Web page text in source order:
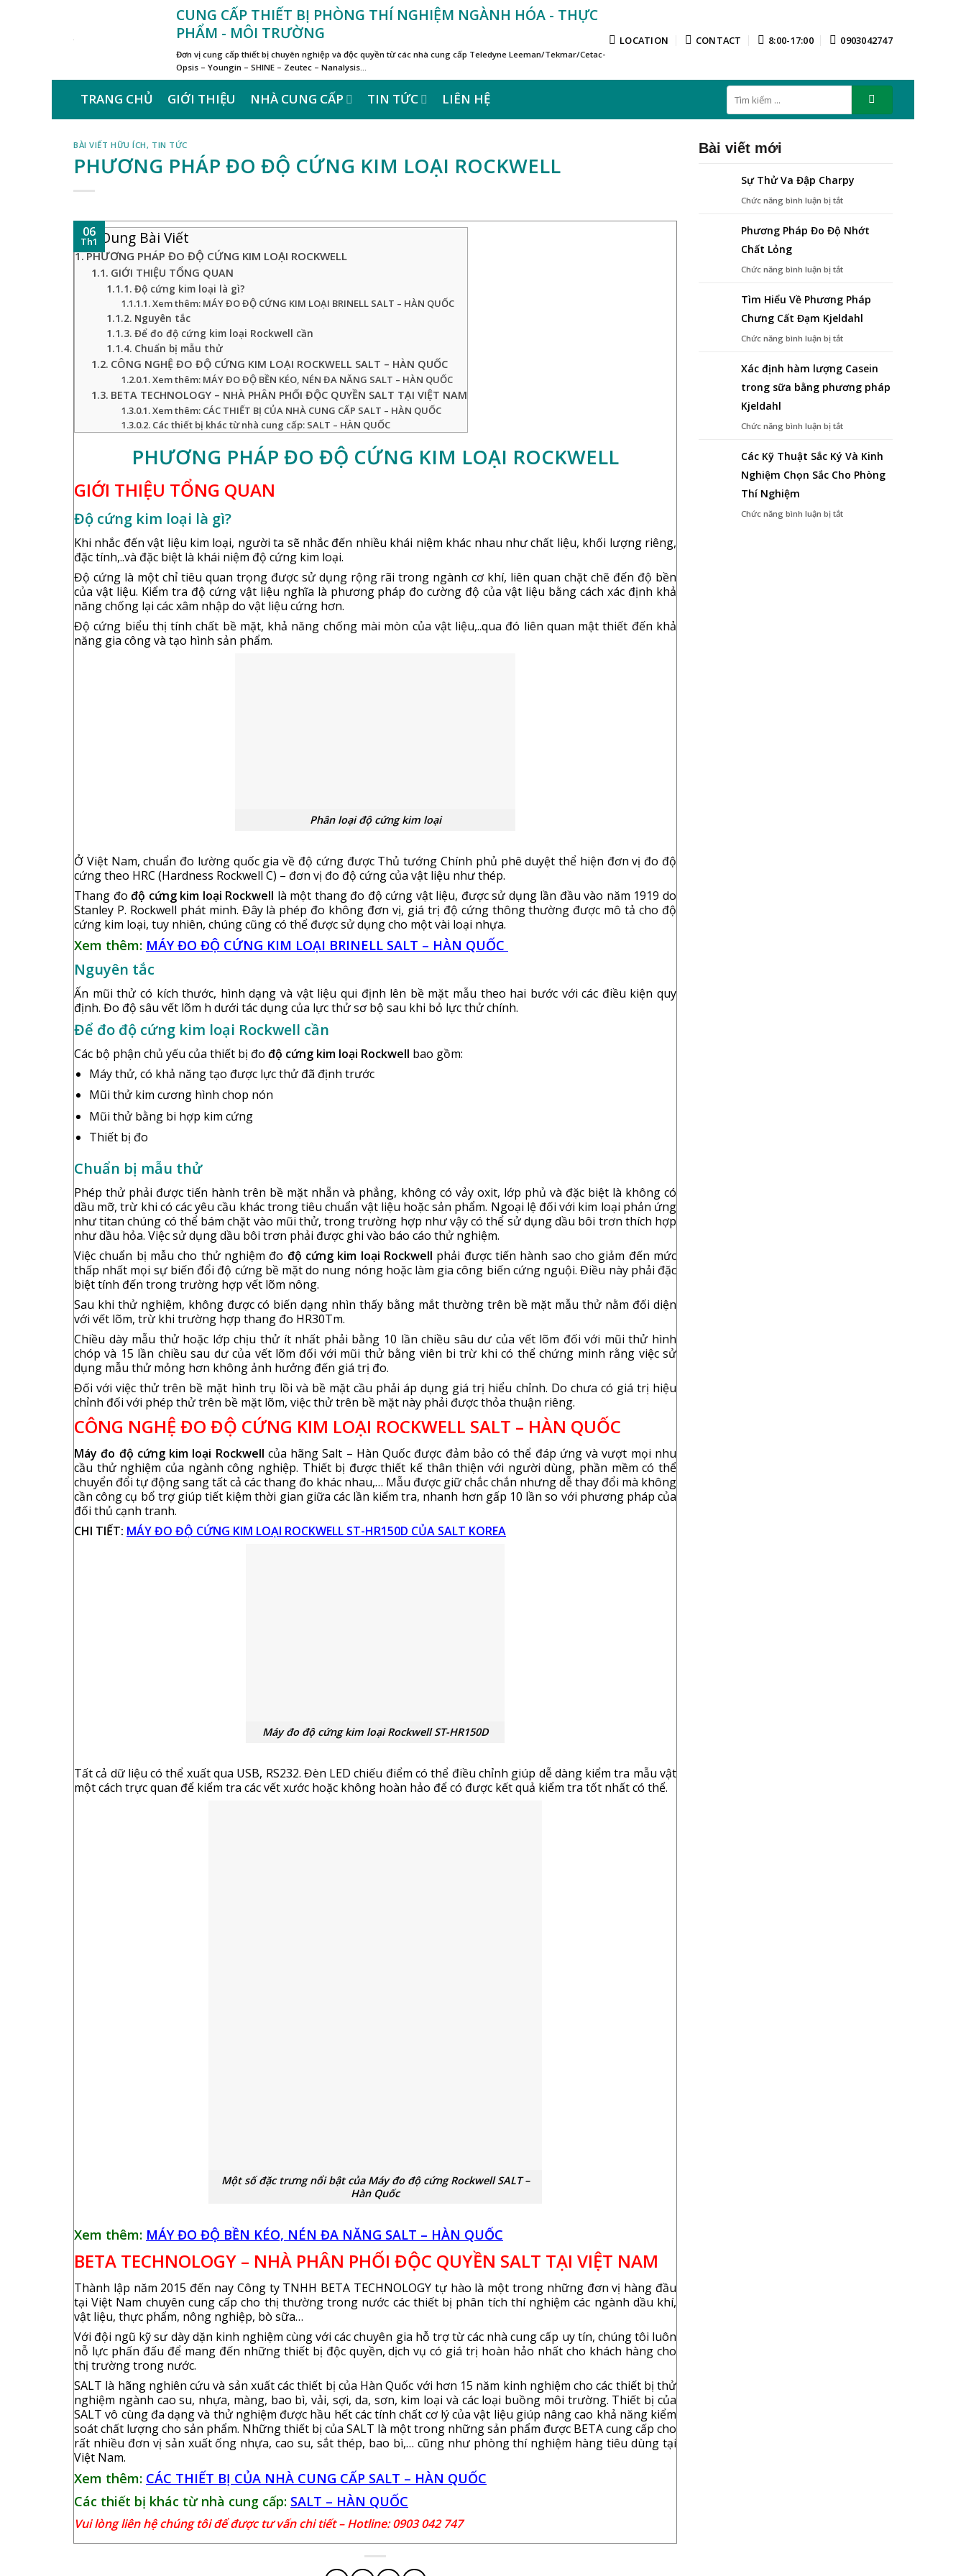
content
CUNG CẤP THIẾT BỊ PHÒNG THÍ NGHIỆM NGÀNH HÓA - THỰC
PHẨM - MÔI TRƯỜNG
Đơn vị cung cấp thiết bị chuyên nghiệp và độc quyền từ các nhà cung cấp Teledyne Leeman/Tekmar/Cetac-
Opsis – Youngin – SHINE – Zeutec – Nanalysis…
LOCATION CONTACT 8:00-17:00 0903042747
TRANG CHỦ GIỚI THIỆU NHÀ CUNG CẤP TIN TỨC LIÊN HỆ
Tìm
kiếm:
BÀI VIẾT HỮU ÍCH, TIN TỨC
PHƯƠNG PHÁP ĐO ĐỘ CỨNG KIM LOẠI ROCKWELL
06
Th1
Nội Dung Bài Viết
PHƯƠNG PHÁP ĐO ĐỘ CỨNG KIM LOẠI ROCKWELL
GIỚI THIỆU TỔNG QUAN
Độ cứng kim loại là gì?
Xem thêm: MÁY ĐO ĐỘ CỨNG KIM LOẠI BRINELL SALT – HÀN QUỐC
Nguyên tắc
Để đo độ cứng kim loại Rockwell cần
Chuẩn bị mẫu thử
CÔNG NGHỆ ĐO ĐỘ CỨNG KIM LOẠI ROCKWELL SALT – HÀN QUỐC
Xem thêm: MÁY ĐO ĐỘ BỀN KÉO, NÉN ĐA NĂNG SALT – HÀN QUỐC
BETA TECHNOLOGY – NHÀ PHÂN PHỐI ĐỘC QUYỀN SALT TẠI VIỆT NAM
Xem thêm: CÁC THIẾT BỊ CỦA NHÀ CUNG CẤP SALT – HÀN QUỐC
Các thiết bị khác từ nhà cung cấp: SALT – HÀN QUỐC
PHƯƠNG PHÁP ĐO ĐỘ CỨNG KIM LOẠI ROCKWELL
GIỚI THIỆU TỔNG QUAN
Độ cứng kim loại là gì?
Khi nhắc đến vật liệu kim loại, người ta sẽ nhắc đến nhiều khái niệm khác nhau như chất liệu, khối lượng riêng,
đặc tính,..và đặc biệt là khái niệm độ cứng kim loại.
Độ cứng là một chỉ tiêu quan trọng được sử dụng rộng rãi trong ngành cơ khí, liên quan chặt chẽ đến độ bền
của vật liệu. Kiểm tra độ cứng vật liệu nghĩa là phương pháp đo cường độ của vật liệu bằng cách xác định khả
năng chống lại các xâm nhập do vật liệu cứng hơn.
Độ cứng biểu thị tính chất bề mặt, khả năng chống mài mòn của vật liệu,..qua đó liên quan mật thiết đến khả
năng gia công và tạo hình sản phẩm.
Phân loại độ cứng kim loại
Ở Việt Nam, chuẩn đo lường quốc gia về độ cứng được Thủ tướng Chính phủ phê duyệt thể hiện đơn vị đo độ
cứng theo HRC (Hardness Rockwell C) – đơn vị đo độ cứng của vật liệu như thép.
Thang đođộ cứng kim loại Rockwell là một thang đo độ cứng vật liệu, được sử dụng lần đầu vào năm 1919 do
Stanley P. Rockwell phát minh. Đây là phép đo không đơn vị, giá trị độ cứng thông thường được mô tả cho độ
cứng kim loại, tuy nhiên, chúng cũng có thể được sử dụng cho một vài loại nhựa.
Xem thêm: MÁY ĐO ĐỘ CỨNG KIM LOẠI BRINELL SALT – HÀN QUỐC
Nguyên tắc
Ấn mũi thử có kích thước, hình dạng và vật liệu qui định lên bề mặt mẫu theo hai bước với các điều kiện quy
định. Đo độ sâu vết lõm h dưới tác dụng của lực thử sơ bộ sau khi bỏ lực thử chính.
Để đo độ cứng kim loại Rockwell cần
Các bộ phận chủ yếu của thiết bị đo độ cứng kim loại Rockwell bao gồm:
Máy thử, có khả năng tạo được lực thử đã định trước
Mũi thử kim cương hình chop nón
Mũi thử bằng bi hợp kim cứng
Thiết bị đo
Chuẩn bị mẫu thử
Phép thử phải được tiến hành trên bề mặt nhẵn và phẳng, không có vảy oxit, lớp phủ và đặc biệt là không có
dầu mỡ, trừ khi có các yêu cầu khác trong tiêu chuẩn vật liệu hoặc sản phẩm. Ngoại lệ đối với kim loại phản ứng
như titan chúng có thể bám chặt vào mũi thử, trong trường hợp như vậy có thể sử dụng dầu bôi trơn thích hợp
như dầu hỏa. Việc sử dụng dầu bôi trơn phải được ghi vào báo cáo thử nghiệm.
Việc chuẩn bị mẫu cho thử nghiệm đo độ cứng kim loại Rockwell phải được tiến hành sao cho giảm đến mức
thấp nhất mọi sự biến đổi độ cứng bề mặt do nung nóng hoặc làm gia công biến cứng nguội. Điều này phải đặc
biệt tính đến trong trường hợp vết lõm nông.
Sau khi thử nghiệm, không được có biến dạng nhìn thấy bằng mắt thường trên bề mặt mẫu thử nằm đối diện
với vết lõm, trừ khi trường hợp thang đo HR30Tm.
Chiều dày mẫu thử hoặc lớp chịu thử ít nhất phải bằng 10 lần chiều sâu dư của vết lõm đối với mũi thử hình
chóp và 15 lần chiều sau dư của vết lõm đối với mũi thử bằng viên bi trừ khi có thể chứng minh rằng việc sử
dụng mẫu thử mỏng hơn không ảnh hưởng đến giá trị đo.
Đối với việc thử trên bề mặt hình trụ lồi và bề mặt cầu phải áp dụng giá trị hiểu chỉnh. Do chưa có giá trị hiệu
chỉnh đối với phép thử trên bề mặt lõm, việc thử trên bề mặt này phải được thỏa thuận riêng.
CÔNG NGHỆ ĐO ĐỘ CỨNG KIM LOẠI ROCKWELL SALT – HÀN QUỐC
Máy đo độ cứng kim loại Rockwell của hãng Salt – Hàn Quốc được đảm bảo có thể đáp ứng và vượt mọi nhu
cầu thử nghiệm của ngành công nghiệp. Thiết bị được thiết kế thân thiện với người dùng, phần mềm có thể
chuyển đổi tự động sang tất cả các thang đo khác nhau,… Mẫu được giữ chắc chắn nhưng dễ thay đổi mà không
cần công cụ bổ trợ giúp tiết kiệm thời gian giữa các lần kiểm tra, nhanh hơn gấp 10 lần so với phương pháp của
đối thủ cạnh tranh.
CHI TIẾT: MÁY ĐO ĐỘ CỨNG KIM LOẠI ROCKWELL ST-HR150D CỦA SALT KOREA
Máy đo độ cứng kim loại Rockwell ST-HR150D
Tất cả dữ liệu có thể xuất qua USB, RS232. Đèn LED chiếu điểm có thể điều chỉnh giúp dễ dàng kiểm tra mẫu vật
một cách trực quan để kiểm tra các vết xước hoặc không hoàn hảo để có được kết quả kiểm tra tốt nhất có thể.
Một số đặc trưng nổi bật của Máy đo độ cứng Rockwell SALT –
Hàn Quốc
Xem thêm: MÁY ĐO ĐỘ BỀN KÉO, NÉN ĐA NĂNG SALT – HÀN QUỐC
BETA TECHNOLOGY – NHÀ PHÂN PHỐI ĐỘC QUYỀN SALT TẠI VIỆT NAM
Thành lập năm 2015 đến nay Công ty TNHH BETA TECHNOLOGY tự hào là một trong những đơn vị hàng đầu
tại Việt Nam chuyên cung cấp cho thị thường trong nước các thiết bị phân tích thí nghiệm các ngành dầu khí,
vật liệu, thực phẩm, nông nghiệp, bò sữa…
Với đội ngũ kỹ sư dày dặn kinh nghiệm cùng với các chuyên gia hỗ trợ từ các nhà cung cấp uy tín, chúng tôi luôn
nỗ lực phấn đấu để mang đến những thiết bị độc quyền, dịch vụ có giá trị hoàn hảo nhất cho khách hàng cho
thị trường trong nước.
SALT là hãng nghiên cứu và sản xuất các thiết bị của Hàn Quốc với hơn 15 năm kinh nghiệm cho các thiết bị thử
nghiệm ngành cao su, nhựa, màng, bao bì, vải, sợi, da, sơn, kim loại và các loại buồng môi trường. Thiết bị của
SALT vô cùng đa dạng và thử nghiệm được hầu hết các tính chất cơ lý của vật liệu giúp nâng cao khả năng kiểm
soát chất lượng cho sản phẩm. Những thiết bị của SALT là một trong những sản phẩm được BETA cung cấp cho
rất nhiều đơn vị sản xuất ống nhựa, cao su, sắt thép, bao bì,… cũng như phòng thí nghiệm hàng tiêu dùng tại
Việt Nam.
Xem thêm: CÁC THIẾT BỊ CỦA NHÀ CUNG CẤP SALT – HÀN QUỐC
Các thiết bị khác từ nhà cung cấp: SALT – HÀN QUỐC
Vui lòng liên hệ chúng tôi để được tư vấn chi tiết – Hotline: 0903 042 747
Bài viết mới
Sự Thử Va Đập Charpy
Chức năng bình luận bị tắtở
Thử
Va
Phương Pháp Đo Độ Nhớt
Chất Lỏng
Chức năng bình luận bị tắtở
Pháp
Đo
Độ
Chất
Tìm Hiểu Về Phương Pháp
Chưng Cất Đạm Kjeldahl
Chức năng bình luận bị tắtở
Về
Phương
Cất
Xác định hàm lượng Casein
trong sữa bằng phương pháp
Kjeldahl
Chức năng bình luận bị tắtở
định
hàm
lượng
sữa
Các Kỹ Thuật Sắc Ký Và Kinh
Nghiệm Chọn Sắc Cho Phòng
Thí Nghiệm
Chức năng bình luận bị tắtở